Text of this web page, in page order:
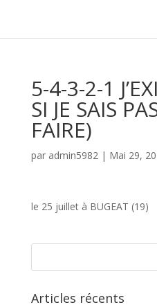
5-4-3-2-1
SI JE SAIS
FAIRE)
par admin5982| Mai 29,
le 25 juillet à BUGEAT (19)
Articles récents